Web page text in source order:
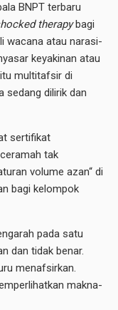
BNPT terbaru
therapybagi
wacana atau narasi-
keyakinan atau
multitafsir di
sedang dilirik dan
sertifikat
tak
volume azan“ di
bagi kelompok
pada satu
dan tidak benar.
menafsirkan.
makna-